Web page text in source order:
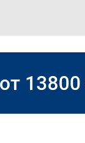
13800